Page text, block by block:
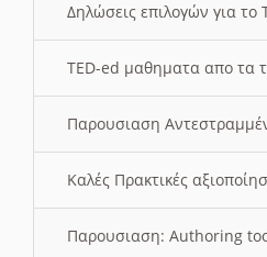
Δηλώσεις επιλογών για
TED-ed μαθηματα απο τα
Παρουσιαση
Καλές Πρακτικές
Παρουσιαση: Authoring